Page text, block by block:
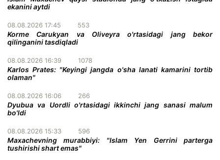
ekanini aytdi
08.08.2026 17:45 553
Korme Carukyan va Oliveyra o'rtasidagi jang bekor
qilinganini tasdiqladi
08.08.2026 16:39 1078
Karlos Prates: "Keyingi jangda o'sha lanati kamarini tortib
olaman"
08.08.2026 16:06 266
Dyubua va Uordli o'rtasidagi ikkinchi jang sanasi malum
bo'ldi
08.08.2026 15:33 596
Maxachevning murabbiyi: "Islam Yen Gerrini parterga
tushirishi shart emas"